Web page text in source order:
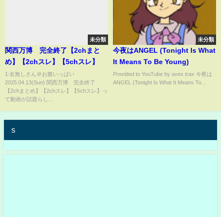
未分類
関西万博 完全終了【2chまと
め】【2chスレ】【5chスレ】
1:名無しさん＠お腹いっぱい
2025.04.13(Sun) 関西万博 完全終了
【2chまとめ】【2chスレ】【5chスレ】っ
て動画が話題らし...
未分類
今夜はANGEL (Tonight Is What
It Means To Be Young)
Provided to YouTube by avex trax 今夜は
ANGEL (Tonight Is What It Means To...
s